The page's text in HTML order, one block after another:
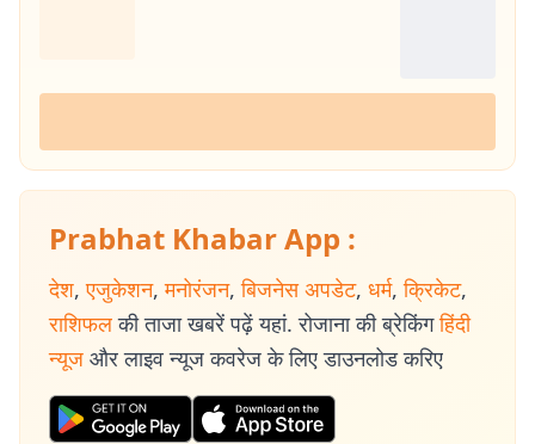
Prabhat Khabar App :
देश, एजुकेशन, मनोरंजन, बिजनेस अपडेट, धर्म, क्रिकेट,
राशिफल की ताजा खबरें पढ़ें यहां. रोजाना की ब्रेकिंग हिंदी
न्यूज और लाइव न्यूज कवरेज के लिए डाउनलोड करिए